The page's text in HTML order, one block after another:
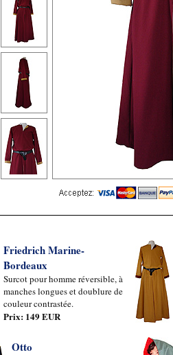
Friedrich Marine-
Bordeaux
Surcot pour homme réversible, à
manches longues et doublure de
couleur contrastée.
Prix: 149 EUR
Otto